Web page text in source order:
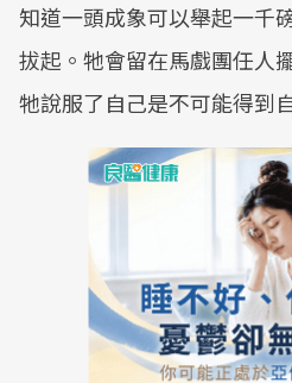
知道一頭成象可以舉起一千
拔起。牠會留在馬戲團任人
牠說服了自己是不可能得到